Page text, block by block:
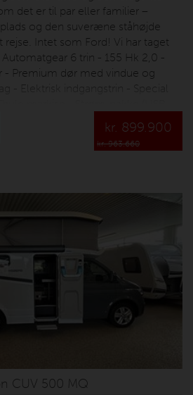
det er til par eller familier –
og den suveræne ståhøjde
rejse. Intet som Ford! Vi har taget
6 trin - 155 Hk 2,0 -
- Premium dør med vindue og
- Elektrisk indgangstrin - Special
i garage, Ambientebelysning og
- Assistentpakke (Opvarmet
træthedssensor og Fjernlys
Vonsild Camping er en
der er startet i 1964, med salg
Hos os er alle
kr. 899.900
kr. 963.660
CUV 500 MQ